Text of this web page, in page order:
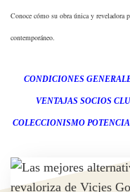
Conoce cómo su obra única y reveladora
contemporáneo.
CONDICIONES
VENTAJAS SOCIOS
COLECCIONISMO